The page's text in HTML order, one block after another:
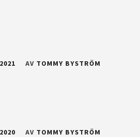
AV TOMMY BYSTRÖM
AV TOMMY BYSTRÖM